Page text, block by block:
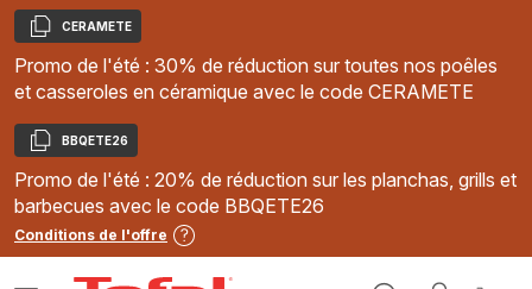
Copier
CERAMETE
Promo de l'été : 30% de réduction sur toutes nos poêles
et casseroles en céramique avec le code CERAMETE
Copier
BBQETE26
Promo de l'été : 20% de réduction sur les planchas, grills et
barbecues avec le code BBQETE26
Conditions de l'offre